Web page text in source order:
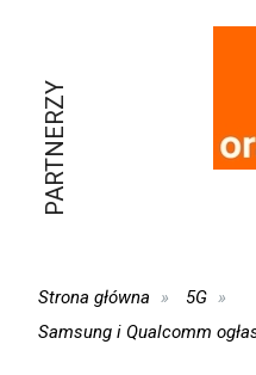
PARTNERZY
Strona główna
5G
Samsung i Qualcomm